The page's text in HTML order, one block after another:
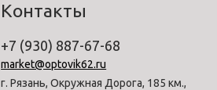
Контакты
+7 (930) 887-67-68
market@optovik62.ru
г. Рязань, Окружная Дорога, 185 км.,